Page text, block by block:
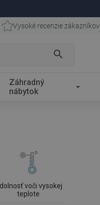
Vysoké recenzie zákazníkov
search
Záhradný
nábytok
voči vysokej
teplote